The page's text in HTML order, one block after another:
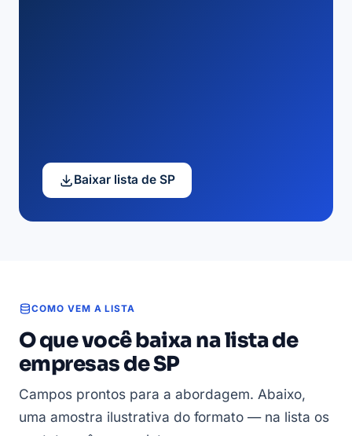
Baixar lista de SP
COMO VEM A LISTA
O que você baixa na lista de
empresas de SP
Campos prontos para a abordagem. Abaixo,
uma amostra ilustrativa do formato — na lista os